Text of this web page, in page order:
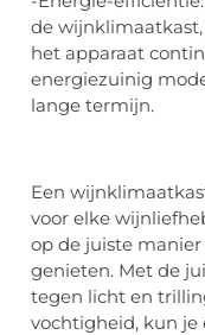
de
het apparaat
energiezuinig
lange termijn.
Een
voor elke
op de juiste
genieten. Met de
tegen licht en
vochtigheid, kun je